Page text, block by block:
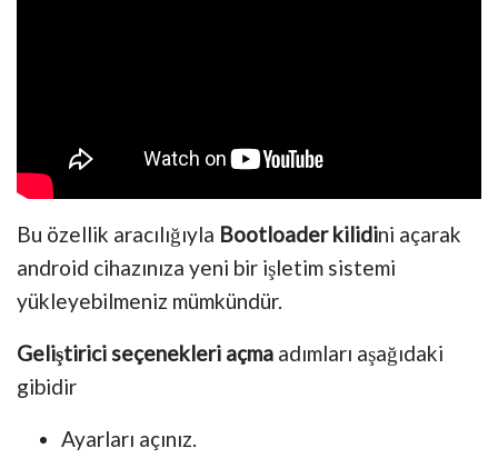
Bu özellik aracılığıyla Bootloader kilidini açarak
android cihazınıza yeni bir işletim sistemi
yükleyebilmeniz mümkündür.
Geliştirici seçenekleri açma adımları aşağıdaki
gibidir
Ayarları açınız.